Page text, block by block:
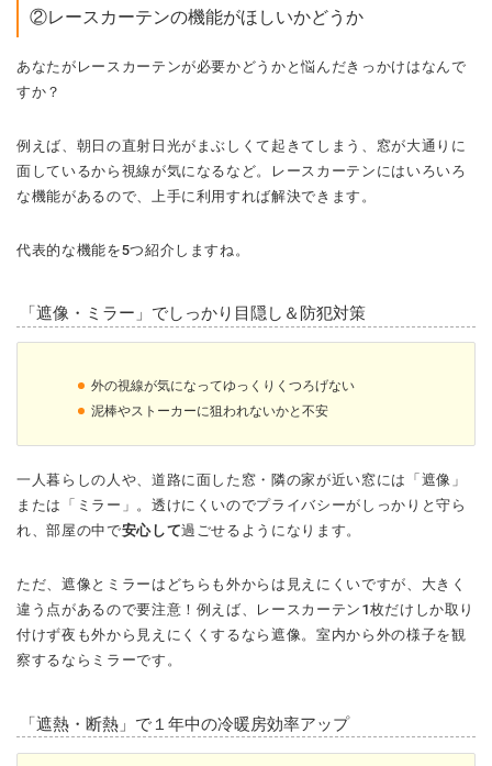
②レースカーテンの機能がほしいかどうか
あなたがレースカーテンが必要かどうかと悩んだきっかけはなんで
すか？
例えば、朝日の直射日光がまぶしくて起きてしまう、窓が大通りに
面しているから視線が気になるなど。レースカーテンにはいろいろ
な機能があるので、上手に利用すれば解決できます。
代表的な機能を5つ紹介しますね。
「遮像・ミラー」でしっかり目隠し＆防犯対策
外の視線が気になってゆっくりくつろげない
泥棒やストーカーに狙われないかと不安
一人暮らしの人や、道路に面した窓・隣の家が近い窓には「遮像」
または「ミラー」。透けにくいのでプライバシーがしっかりと守ら
れ、部屋の中で安心して過ごせるようになります。
ただ、遮像とミラーはどちらも外からは見えにくいですが、大きく
違う点があるので要注意！例えば、レースカーテン1枚だけしか取り
付けず夜も外から見えにくくするなら遮像。室内から外の様子を観
察するならミラーです。
「遮熱・断熱」で１年中の冷暖房効率アップ